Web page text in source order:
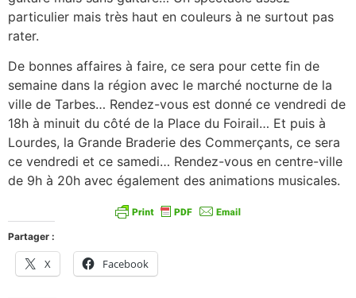
particulier mais très haut en couleurs à ne surtout pas
rater.
De bonnes affaires à faire, ce sera pour cette fin de
semaine dans la région avec le marché nocturne de la
ville de Tarbes… Rendez-vous est donné ce vendredi de
18h à minuit du côté de la Place du Foirail… Et puis à
Lourdes, la Grande Braderie des Commerçants, ce sera
ce vendredi et ce samedi… Rendez-vous en centre-ville
de 9h à 20h avec également des animations musicales.
Partager :
X Facebook